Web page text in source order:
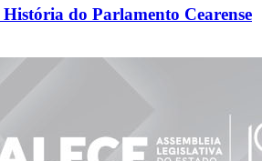
História do Parlamento Cearense